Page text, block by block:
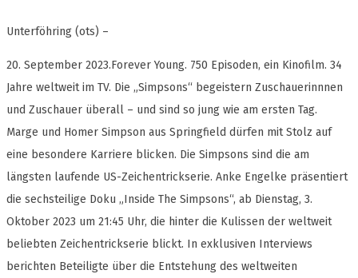
Unterföhring (ots) –
20. September 2023.Forever Young. 750 Episoden, ein Kinofilm. 34
Jahre weltweit im TV. Die „Simpsons“ begeistern Zuschauerinnnen
und Zuschauer überall – und sind so jung wie am ersten Tag.
Marge und Homer Simpson aus Springfield dürfen mit Stolz auf
eine besondere Karriere blicken. Die Simpsons sind die am
längsten laufende US-Zeichentrickserie. Anke Engelke präsentiert
die sechsteilige Doku „Inside The Simpsons“, ab Dienstag, 3.
Oktober 2023 um 21:45 Uhr, die hinter die Kulissen der weltweit
beliebten Zeichentrickserie blickt. In exklusiven Interviews
berichten Beteiligte über die Entstehung des weltweiten